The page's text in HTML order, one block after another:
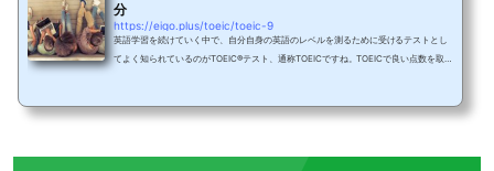
分
https://eigo.plus/toeic/toeic-9
英語学習を続けていく中で、自分自身の英語のレベルを測るために受けるテストとし
てよく知られているのがTOEIC®テスト、通称TOEICですね。TOEICで良い点数を取
イマイチ、という人が多いのもまた事実です。実はTOEICのリスニングセクションを